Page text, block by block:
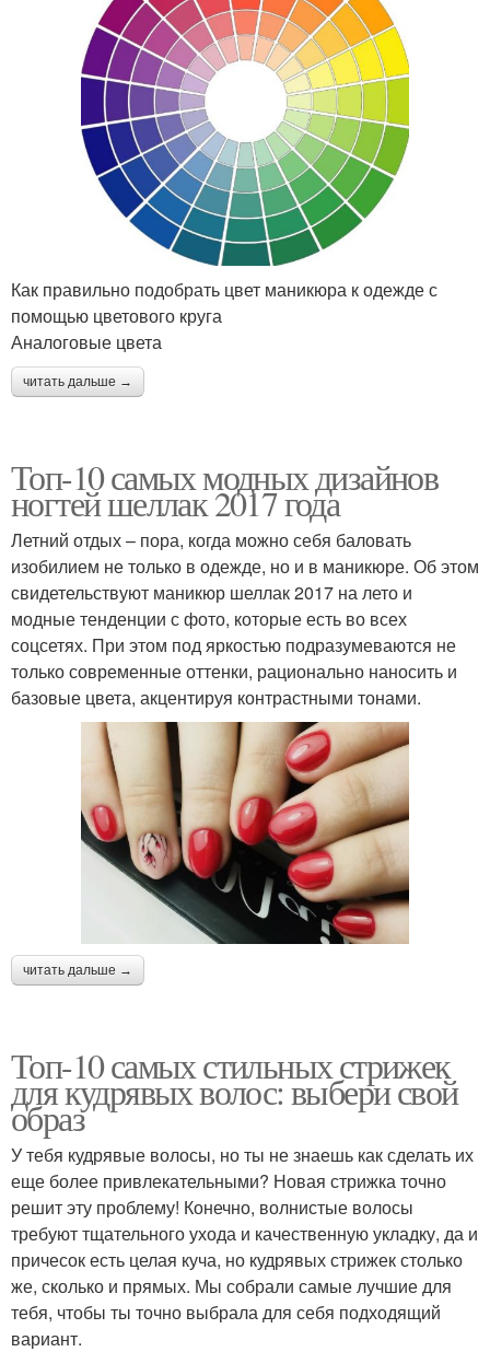
Как правильно подобрать цвет маникюра к одежде с
помощью цветового круга
Аналоговые цвета
читать дальше →
Топ-10 самых модных дизайнов
ногтей шеллак 2017 года
Летний отдых – пора, когда можно себя баловать
изобилием не только в одежде, но и в маникюре. Об этом
свидетельствуют маникюр шеллак 2017 на лето и
модные тенденции с фото, которые есть во всех
соцсетях. При этом под яркостью подразумеваются не
только современные оттенки, рационально наносить и
базовые цвета, акцентируя контрастными тонами.
читать дальше →
Топ-10 самых стильных стрижек
для кудрявых волос: выбери свой
образ
У тебя кудрявые волосы, но ты не знаешь как сделать их
еще более привлекательными? Новая стрижка точно
решит эту проблему! Конечно, волнистые волосы
требуют тщательного ухода и качественную укладку, да и
причесок есть целая куча, но кудрявых стрижек столько
же, сколько и прямых. Мы собрали самые лучшие для
тебя, чтобы ты точно выбрала для себя подходящий
вариант.